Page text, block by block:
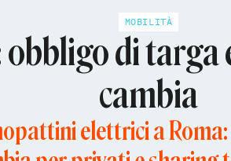
MOBILITÀ
di targa
cambia
elettrici a